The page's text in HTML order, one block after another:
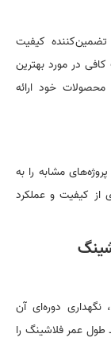
تضمین‌کننده کیفیت
در مورد بهترین
خود ارائه
مشابه را به
از کیفیت و عملکرد
، نگهداری دوره‌ای آن
طول عمر فلاشینگ را